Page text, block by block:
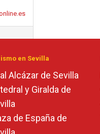
en Sevilla
Alcázar de Sevilla
y Giralda de
de España de